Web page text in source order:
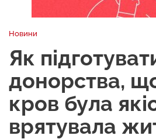
Новини
Як
донорства,
кров була
врятувала